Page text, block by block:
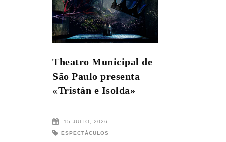
Theatro Municipal de
São Paulo presenta
«Tristán e Isolda»
15 JULIO, 2026
ESPECTÁCULOS